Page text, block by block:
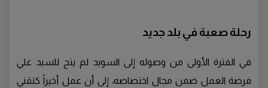
رحلة صعبة في بلد جديد
في الفترة الأولى من وصوله إلى السويد لم يتح للسيد علي
فرصة العمل ضمن مجال اختصاصه، إلى أن عمل أخيراً كتقني